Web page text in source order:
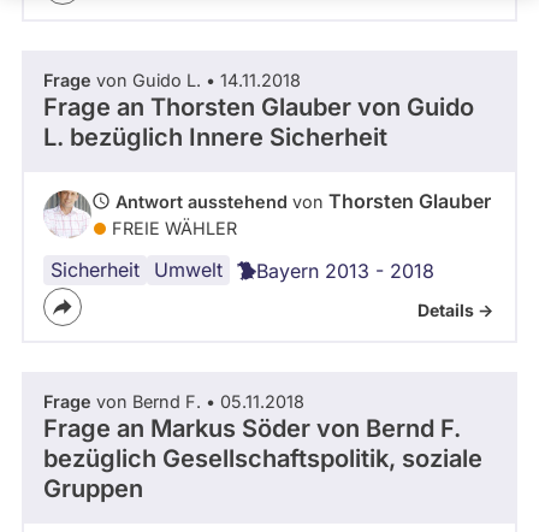
Frage von Guido L. • 14.11.2018
Frage an Thorsten Glauber von Guido
L. bezüglich Innere Sicherheit
Antwort ausstehend von Thorsten Glauber
FREIE WÄHLER
Sicherheit Umwelt
Forschung Bayern 2013 - 2018
Details ->
Frage von Bernd F. • 05.11.2018
Frage an Markus Söder von Bernd F.
bezüglich Gesellschaftspolitik, soziale
Gruppen